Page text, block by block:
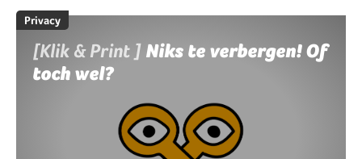
Privacy
[Klik & Print ] Niks te verbergen! Of
toch wel?